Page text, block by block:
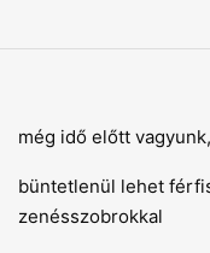
még idő előtt
büntetlenül lehet
zenésszobrokkal